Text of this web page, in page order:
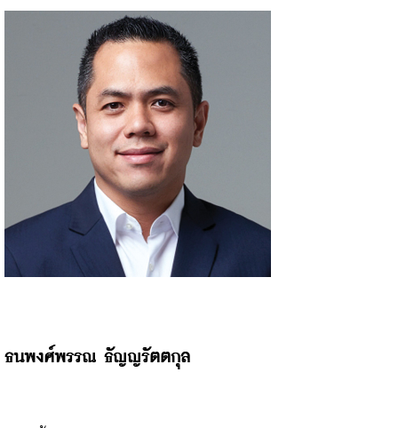
ธนพงศ์พรรณ ธัญญรัตตกุล